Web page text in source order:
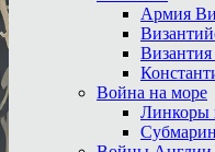
Армия
Война на море
Линкоры